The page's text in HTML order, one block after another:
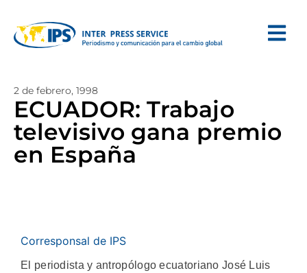
2 de febrero, 1998
ECUADOR: Trabajo
televisivo gana premio
en España
Corresponsal de IPS
El periodista y antropólogo ecuatoriano José Luis